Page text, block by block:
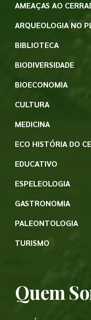
AMEAÇAS AO
ARQUEOLOGIA NO
BIBLIOTECA
BIODIVERSIDADE
BIOECONOMIA
CULTURA
MEDICINA
ECO HISTÓRIA DO
EDUCATIVO
ESPELEOLOGIA
GASTRONOMIA
PALEONTOLOGIA
TURISMO
Quem